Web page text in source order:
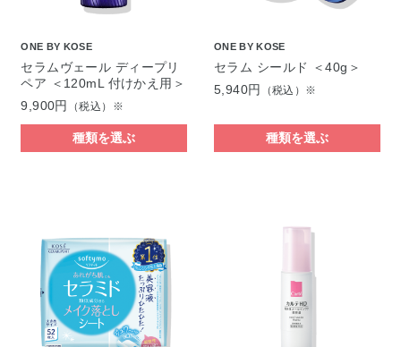
ONE BY KOSE
セラムヴェール ディープリ
ペア ＜120mL 付けかえ用＞
9,900円
（税込）※
種類を選ぶ
ONE BY KOSE
セラム シールド ＜40g＞
5,940円
（税込）※
種類を選ぶ